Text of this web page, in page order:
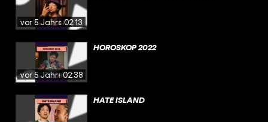
vor 5 Jahren02:13
vor 5 Jahren02:38
HOROSKOP 2022
HATE ISLAND